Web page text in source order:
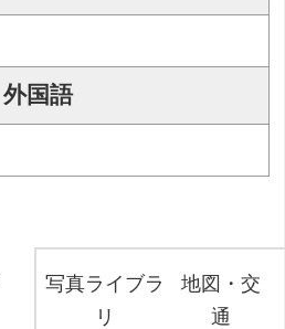
外国語
写真ライブラ
リ
地図・交
通